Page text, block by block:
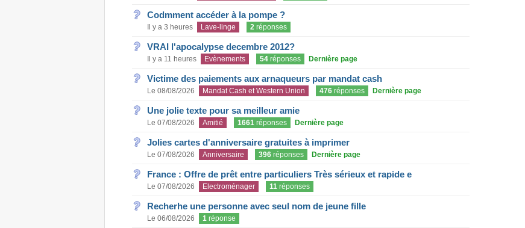
Codmment accéder à la pompe ?
Il y a 3 heures Lave-linge 2réponses
VRAI l'apocalypse decembre 2012?
Il y a 11 heures Evènements 54réponses Dernière page
Victime des paiements aux arnaqueurs par mandat cash
Le 08/08/2026 Mandat Cash et Western Union 476réponses Dernière page
Une jolie texte pour sa meilleur amie
Le 07/08/2026 Amitié 1661réponses Dernière page
Jolies cartes d'anniversaire gratuites à imprimer
Le 07/08/2026 Anniversaire 396réponses Dernière page
France : Offre de prêt entre particuliers Très sérieux et rapide e
Le 07/08/2026 Electroménager 11réponses
Recherhe une personne avec seul nom de jeune fille
Le 06/08/2026 1réponse